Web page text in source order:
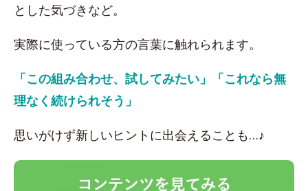
とした気づきなど。
実際に使っている方の言葉に触れられます。
「この組み合わせ、試してみたい」「これなら無
理なく続けられそう」
思いがけず新しいヒントに出会えることも…♪